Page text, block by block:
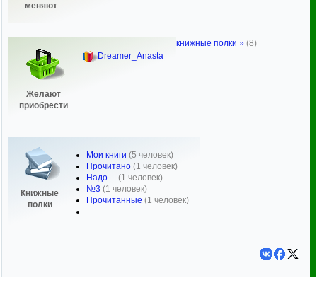
меняют
Желают
приобрести
Dreamer_Anasta
Книжные
полки
Мои книги (5 человек)
Прочитано (1 человек)
Надо ... (1 человек)
№3 (1 человек)
Прочитанные (1 человек)
...
книжные полки » (8)